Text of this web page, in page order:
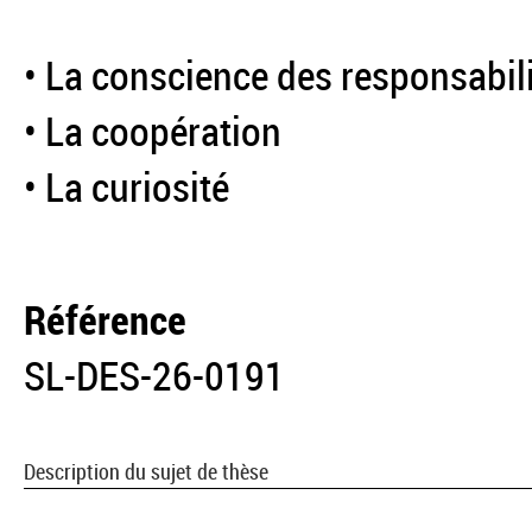
• La conscience des
• La coopération
• La curiosité
Référence
SL-DES-26-0191
Description du sujet de thèse